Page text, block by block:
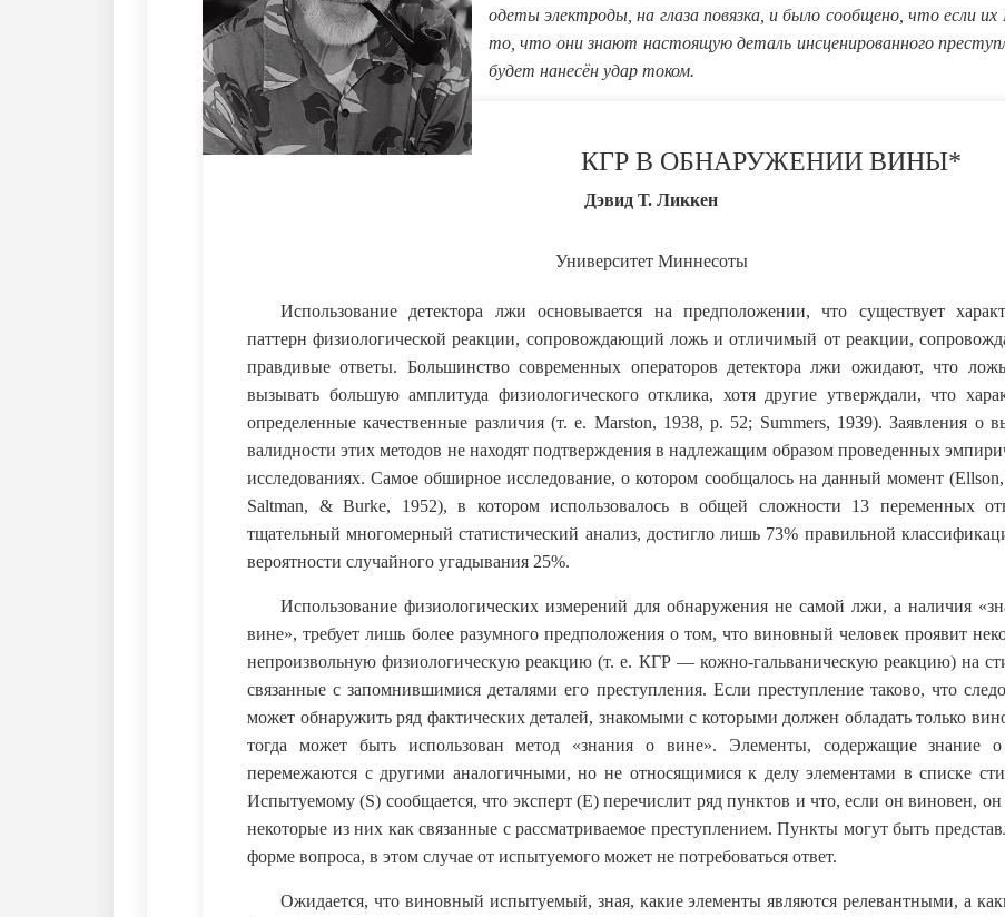
одеты электроды, на глаза повязка, и было сообщено, что если
то, что они знают настоящую деталь инсценированного
будет нанесён удар током.
КГР В ОБНАРУЖЕНИИ ВИНЫ*
Дэвид Т. Ликкен
Университет Миннесоты
Использование детектора лжи основывается на предположении, что существует
паттерн физиологической реакции, сопровождающий ложь и отличимый от реакции,
правдивые ответы. Большинство современных операторов детектора лжи ожидают, что
вызывать большую амплитуда физиологического отклика, хотя другие утверждали, что
определенные качественные различия (т. е. Marston, 1938, p. 52; Summers, 1939). Заявления о
валидности этих методов не находят подтверждения в надлежащим образом проведенных
исследованиях. Самое обширное исследование, о котором сообщалось на данный момент
Saltman, & Burke, 1952), в котором использовалось в общей сложности 13 переменных
тщательный многомерный статистический анализ, достигло лишь 73% правильной
вероятности случайного угадывания 25%.
Использование физиологических измерений для обнаружения не самой лжи, а наличия
вине», требует лишь более разумного предположения о том, что виновный человек проявит
непроизвольную физиологическую реакцию (т. е. КГР — кожно-гальваническую реакцию) на
связанные с запомнившимися деталями его преступления. Если преступление таково, что
может обнаружить ряд фактических деталей, знакомыми с которыми должен обладать только
тогда может быть использован метод «знания о вине». Элементы, содержащие знание
перемежаются с другими аналогичными, но не относящимися к делу элементами в списке
Испытуемому (S) сообщается, что эксперт (E) перечислит ряд пунктов и что, если он виновен, он
некоторые из них как связанные с рассматриваемое преступлением. Пункты могут быть
форме вопроса, в этом случае от испытуемого может не потребоваться ответ.
Ожидается, что виновный испытуемый, зная, какие элементы являются релевантными, а